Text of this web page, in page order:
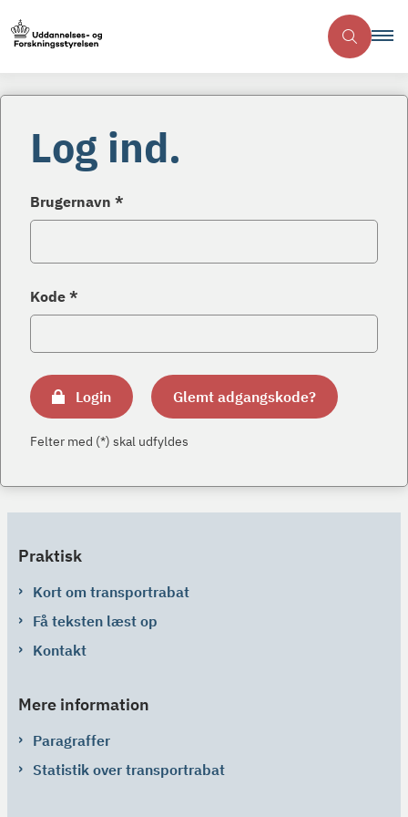
Log ind.
Brugernavn *
Kode *
Login Glemt adgangskode?
Felter med (*) skal udfyldes
Praktisk
Kort om transportrabat
Få teksten læst op
Kontakt
Mere information
Paragraffer
Statistik over transportrabat